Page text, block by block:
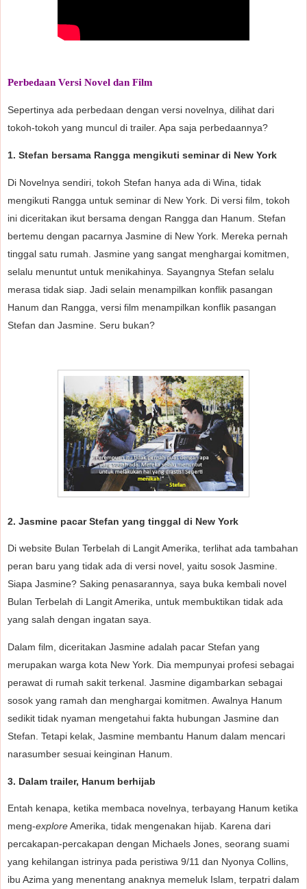
Perbedaan Versi Novel dan Film
Sepertinya ada perbedaan dengan versi novelnya, dilihat dari
tokoh-tokoh yang muncul di trailer. Apa saja perbedaannya?
1. Stefan bersama Rangga mengikuti seminar di New York
Di Novelnya sendiri, tokoh Stefan hanya ada di Wina, tidak
mengikuti Rangga untuk seminar di New York. Di versi film, tokoh
ini diceritakan ikut bersama dengan Rangga dan Hanum. Stefan
bertemu dengan pacarnya Jasmine di New York. Mereka pernah
tinggal satu rumah. Jasmine yang sangat menghargai komitmen,
selalu menuntut untuk menikahinya. Sayangnya Stefan selalu
merasa tidak siap. Jadi selain menampilkan konflik pasangan
Hanum dan Rangga, versi film menampilkan konflik pasangan
Stefan dan Jasmine. Seru bukan?
2. Jasmine pacar Stefan yang tinggal di New York
Di website Bulan Terbelah di Langit Amerika, terlihat ada tambahan
peran baru yang tidak ada di versi novel, yaitu sosok Jasmine.
Siapa Jasmine? Saking penasarannya, saya buka kembali novel
Bulan Terbelah di Langit Amerika, untuk membuktikan tidak ada
yang salah dengan ingatan saya.
Dalam film, diceritakan Jasmine adalah pacar Stefan yang
merupakan warga kota New York. Dia mempunyai profesi sebagai
perawat di rumah sakit terkenal. Jasmine digambarkan sebagai
sosok yang ramah dan menghargai komitmen. Awalnya Hanum
sedikit tidak nyaman mengetahui fakta hubungan Jasmine dan
Stefan. Tetapi kelak, Jasmine membantu Hanum dalam mencari
narasumber sesuai keinginan Hanum.
3. Dalam trailer, Hanum berhijab
Entah kenapa, ketika membaca novelnya, terbayang Hanum ketika
meng-exploreAmerika, tidak mengenakan hijab. Karena dari
percakapan-percakapan dengan Michaels Jones, seorang suami
yang kehilangan istrinya pada peristiwa 9/11 dan Nyonya Collins,
ibu Azima yang menentang anaknya memeluk Islam, terpatri dalam